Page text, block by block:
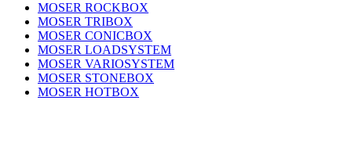
MOSER ROCKBOX
MOSER TRIBOX
MOSER CONICBOX
MOSER LOADSYSTEM
MOSER VARIOSYSTEM
MOSER STONEBOX
MOSER HOTBOX